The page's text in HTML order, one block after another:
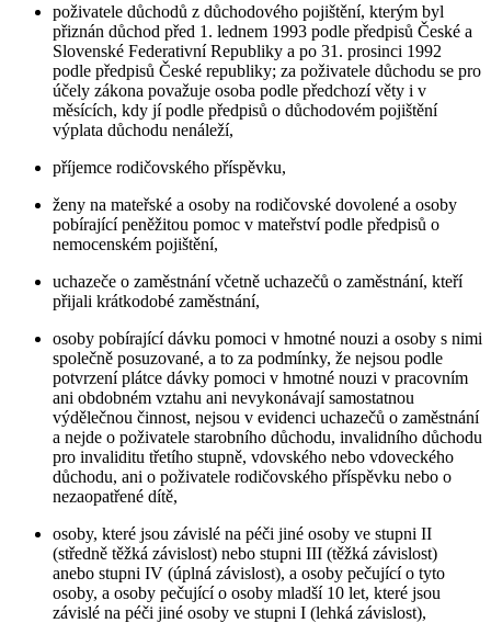
poživatele důchodů z důchodového pojištění, kterým byl
přiznán důchod před 1. lednem 1993 podle předpisů České a
Slovenské Federativní Republiky a po 31. prosinci 1992
podle předpisů České republiky; za poživatele důchodu se pro
účely zákona považuje osoba podle předchozí věty i v
měsících, kdy jí podle předpisů o důchodovém pojištění
výplata důchodu nenáleží,
příjemce rodičovského příspěvku,
ženy na mateřské a osoby na rodičovské dovolené a osoby
pobírající peněžitou pomoc v mateřství podle předpisů o
nemocenském pojištění,
uchazeče o zaměstnání včetně uchazečů o zaměstnání, kteří
přijali krátkodobé zaměstnání,
osoby pobírající dávku pomoci v hmotné nouzi a osoby s nimi
společně posuzované, a to za podmínky, že nejsou podle
potvrzení plátce dávky pomoci v hmotné nouzi v pracovním
ani obdobném vztahu ani nevykonávají samostatnou
výdělečnou činnost, nejsou v evidenci uchazečů o zaměstnání
a nejde o poživatele starobního důchodu, invalidního důchodu
pro invaliditu třetího stupně, vdovského nebo vdoveckého
důchodu, ani o poživatele rodičovského příspěvku nebo o
nezaopatřené dítě,
osoby, které jsou závislé na péči jiné osoby ve stupni II
(středně těžká závislost) nebo stupni III (těžká závislost)
anebo stupni IV (úplná závislost), a osoby pečující o tyto
osoby, a osoby pečující o osoby mladší 10 let, které jsou
závislé na péči jiné osoby ve stupni I (lehká závislost),